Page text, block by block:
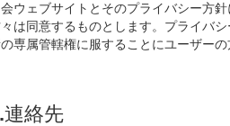
ウェブサイトとそのプライバシー方
は同意するものとします。プライバ
専属管轄権に服することにユーザーの
連絡先